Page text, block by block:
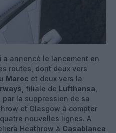
a annoncé le lancement en
routes, dont deux vers
Maroc et deux vers la
, filiale de Lufthansa
la suppression de sa
et Glasgow à compter
nouvelles lignes. A
Heathrow à Casablanca